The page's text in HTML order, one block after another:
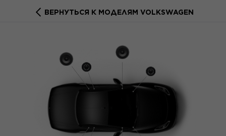
ВЕРНУТЬСЯ К МОДЕЛЯМ VOLKSWAGEN